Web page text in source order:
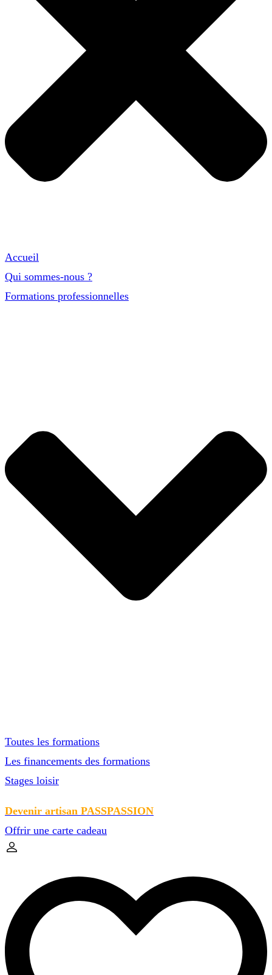
Accueil
Qui sommes-nous ?
Formations professionnelles
Toutes les formations
Les financements des formations
Stages loisir
Devenir artisan PASSPASSION
Offrir une carte cadeau